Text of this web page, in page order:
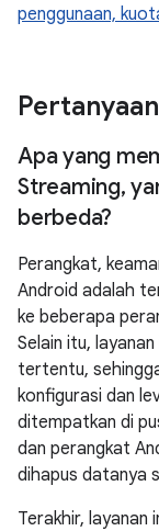
penggunaan,
Apa yang
Streaming,
berbeda?
Perangkat,
Android adalah
ke beberapa
Selain itu,
tertentu,
konfigurasi dan
ditempatkan di
dan perangkat
dihapus datanya
Terakhir, layanan